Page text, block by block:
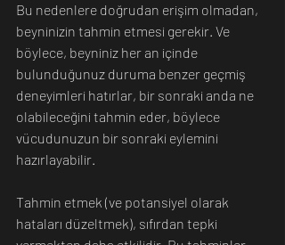
Bu nedenlere doğrudan erişim olmadan,
beyninizin tahmin etmesi gerekir. Ve
böylece, beyniniz her an içinde
bulunduğunuz duruma benzer geçmiş
deneyimleri hatırlar, bir sonraki anda ne
olabileceğini tahmin eder, böylece
vücudunuzun bir sonraki eylemini
hazırlayabilir.
Tahmin etmek (ve potansiyel olarak
hataları düzeltmek), sıfırdan tepki